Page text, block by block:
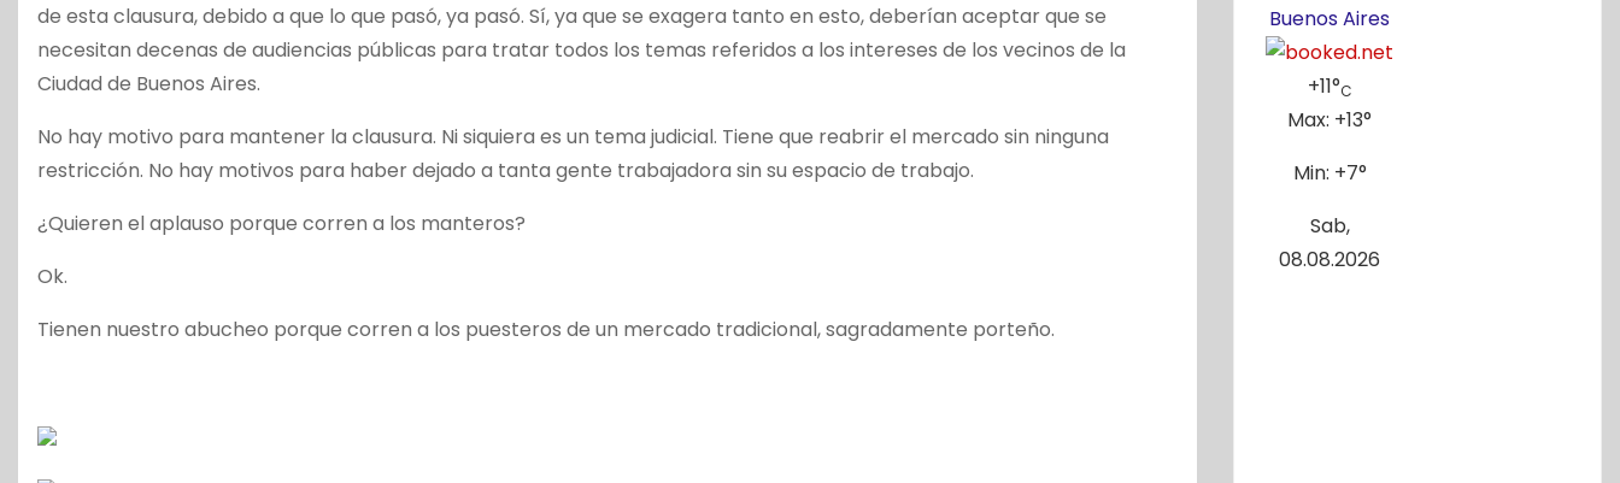
de esta clausura, debido a que lo que pasó, ya pasó. Sí, ya que se exagera tanto en esto, deberían aceptar que se
necesitan decenas de audiencias públicas para tratar todos los temas referidos a los intereses de los vecinos de la
Ciudad de Buenos Aires.
No hay motivo para mantener la clausura. Ni siquiera es un tema judicial. Tiene que reabrir el mercado sin ninguna
restricción. No hay motivos para haber dejado a tanta gente trabajadora sin su espacio de trabajo.
¿Quieren el aplauso porque corren a los manteros?
Ok.
Tienen nuestro abucheo porque corren a los puesteros de un mercado tradicional, sagradamente porteño.
Buenos Aires
+11°C
Max: +13°
Min: +7°
Sab,
08.08.2026